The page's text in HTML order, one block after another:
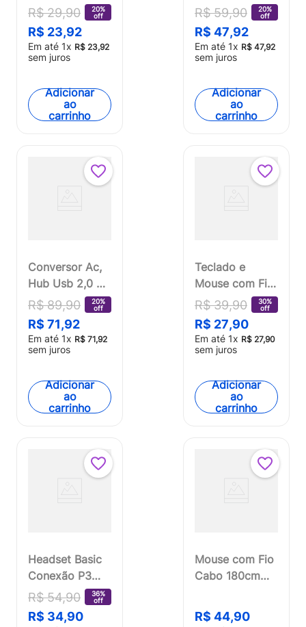
Conexão USB
Cabo de 150cm
Preto Multi
(Multilaser) -
[Reembalado]
R$ 29,90
20%
off
R$ 23,92
Em até 1x R$ 23,92
sem juros
Adicionar
ao
carrinho
Warrior -
AC268OUT
[Reembalado]
R$ 59,90
20%
off
R$ 47,92
Em até 1x R$ 47,92
sem juros
Adicionar
ao
carrinho
Conversor Ac,
Hub Usb 2,0 3
Portas + Rj45
Fêmea Preto
Multi -
AC304OUT
R$ 89,90
20%
off
R$ 71,92
Em até 1x R$ 71,92
sem juros
Adicionar
ao
carrinho
Teclado e
Mouse com Fio
Usb Cabo De
120cm 1200dpi
Teclas
Chocolate Multi
TC309OUT
[Reembalado]
R$ 39,90
30%
off
R$ 27,90
Em até 1x R$ 27,90
sem juros
Adicionar
ao
carrinho
Headset Basic
Conexão P3
Cabo de 150cm
Cancelamento
R$ 54,90
36%
off
R$ 34,90
Mouse com Fio
Cabo 180cm
Multi - MO690
R$ 44,90